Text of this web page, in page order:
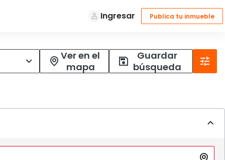
Ver en el
mapa
Guardar
búsqueda